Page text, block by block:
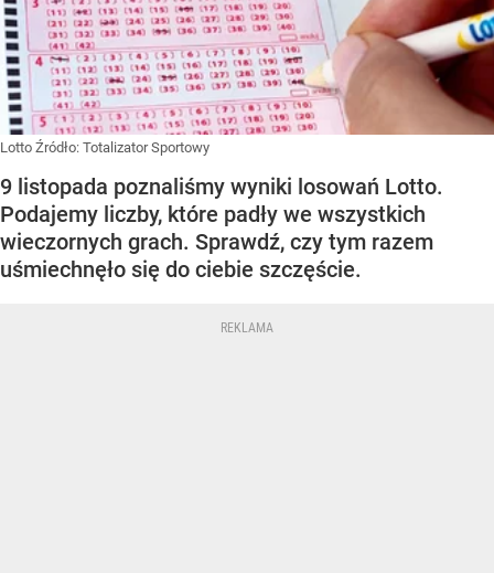
Lotto Źródło: Totalizator Sportowy
9 listopada poznaliśmy wyniki losowań Lotto.
Podajemy liczby, które padły we wszystkich
wieczornych grach. Sprawdź, czy tym razem
uśmiechnęło się do ciebie szczęście.